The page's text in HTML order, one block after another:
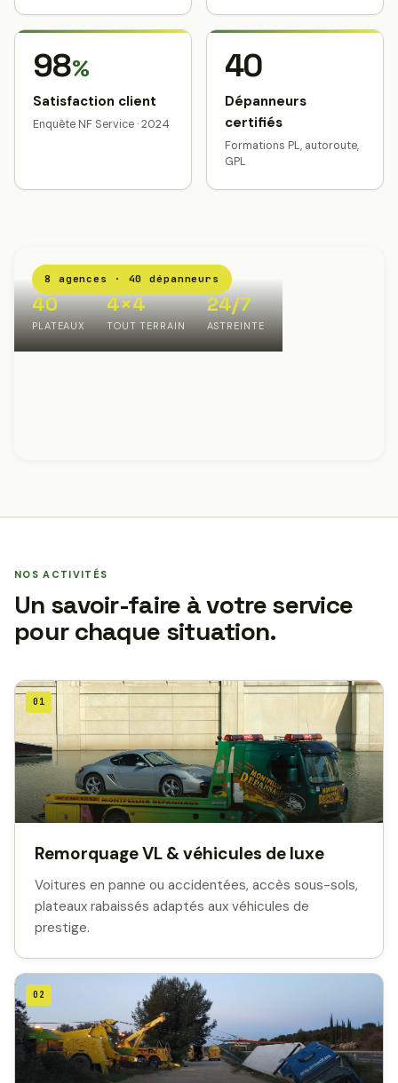
98%
Satisfaction client
Enquête NF Service · 2024
40
Dépanneurs
certifiés
Formations PL, autoroute,
GPL
8 agences · 40 dépanneurs
40
PLATEAUX
4×4
TOUT TERRAIN
24/7
ASTREINTE
NOS ACTIVITÉS
Un savoir-faire à votre service
pour chaque situation.
01
Remorquage VL & véhicules de luxe
Voitures en panne ou accidentées, accès sous-sols,
plateaux rabaissés adaptés aux véhicules de
prestige.
02